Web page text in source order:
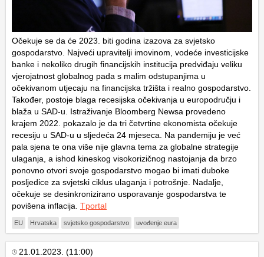
Očekuje se da će 2023. biti godina izazova za svjetsko
gospodarstvo. Najveći upravitelji imovinom, vodeće investicijske
banke i nekoliko drugih financijskih institucija predviđaju veliku
vjerojatnost globalnog pada s malim odstupanjima u
očekivanom utjecaju na financijska tržišta i realno gospodarstvo.
Također, postoje blaga recesijska očekivanja u europodručju i
blaža u SAD-u. Istraživanje Bloomberg Newsa provedeno
krajem 2022. pokazalo je da tri četvrtine ekonomista očekuje
recesiju u SAD-u u sljedeća 24 mjeseca. Na pandemiju je već
pala sjena te ona više nije glavna tema za globalne strategije
ulaganja, a ishod kineskog visokorizičnog nastojanja da brzo
ponovno otvori svoje gospodarstvo mogao bi imati duboke
posljedice za svjetski ciklus ulaganja i potrošnje. Nadalje,
očekuje se desinkronizirano usporavanje gospodarstva te
povišena inflacija. Tportal
EU Hrvatska svjetsko gospodarstvo uvođenje eura
21.01.2023. (11:00)